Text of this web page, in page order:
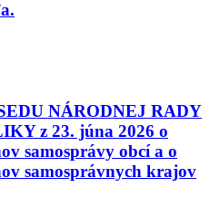
NÁRODNEJ RADY
z 23. júna 2026 o
samosprávy obcí a o
samosprávnych krajov